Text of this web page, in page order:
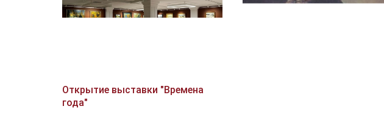
Открытие выставки "Времена
года"